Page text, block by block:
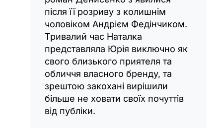
після її розриву з колишнім
чоловіком Андрієм Федінчиком.
Тривалий час Наталка
представляла Юрія виключно як
свого близького приятеля та
обличчя власного бренду, та
зрештою закохані вирішили
більше не ховати своїх почуттів
від публіки.